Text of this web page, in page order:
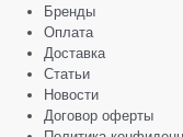
Бренды
Оплата
Доставка
Статьи
Новости
Договор оферты